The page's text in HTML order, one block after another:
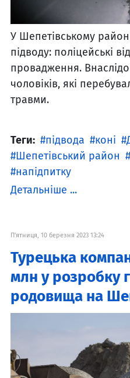
У Шепетівському
підводу: поліцейські
провадження.
чоловіків, які
травми.
Теги: підвода коні
Шепетівський район
напідпитку
Детальніше ...
П'ятниця, 10 березня 2023 13:24
Турецька
млн у розробку
родовища на